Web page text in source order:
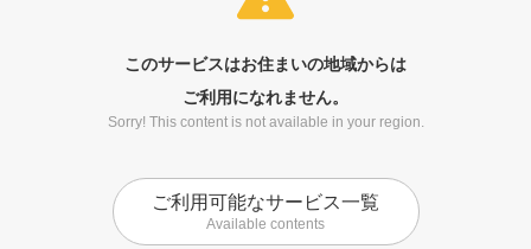
このサービスはお住まいの地域からは
ご利用になれません。
Sorry! This content is not available in your region.
ご利用可能なサービス一覧
Available contents